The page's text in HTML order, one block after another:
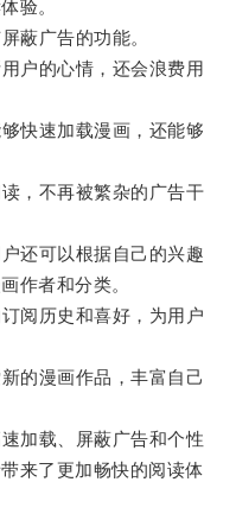
验。
广告的功能。
户的心情，还会浪费用
快速加载漫画，还能够
，不再被繁杂的广告干
还可以根据自己的兴趣
作者和分类。
阅历史和喜好，为用户
漫画作品，丰富自己
加载、屏蔽广告和个性
来了更加畅快的阅读体